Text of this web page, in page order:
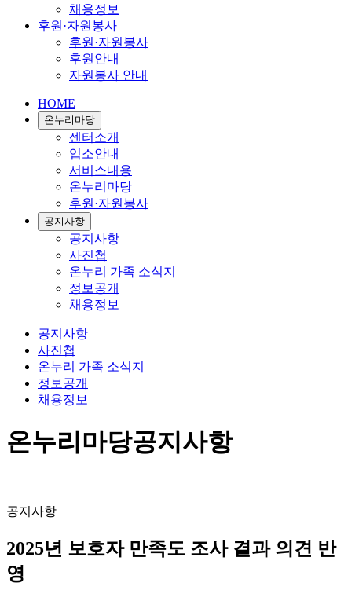
채용정보
후원·자원봉사
후원·자원봉사
후원안내
자원봉사 안내
HOME
온누리마당
센터소개
입소안내
서비스내용
온누리마당
후원·자원봉사
공지사항
공지사항
사진첩
온누리 가족 소식지
정보공개
채용정보
공지사항
사진첩
온누리 가족 소식지
정보공개
채용정보
온누리마당공지사항
공지사항
2025년 보호자 만족도 조사 결과 의견 반
영